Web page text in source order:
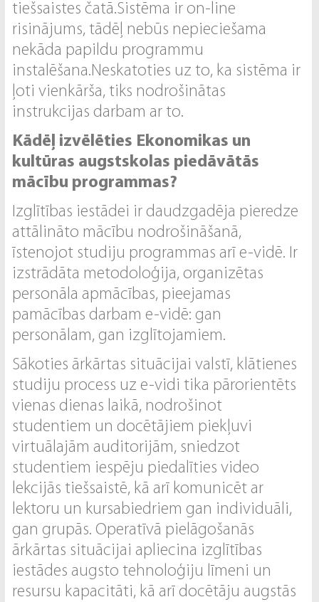
tiešsaistes čatā.Sistēma ir on-line
risinājums, tādēļ nebūs nepieciešama
nekāda papildu programmu
instalēšana.Neskatoties uz to, ka sistēma ir
ļoti vienkārša, tiks nodrošinātas
instrukcijas darbam ar to.
Kādēļ izvēlēties Ekonomikas un
kultūras augstskolas piedāvātās
mācību programmas?
Izglītības iestādei ir daudzgadēja pieredze
attālināto mācību nodrošināšanā,
īstenojot studiju programmas arī e-vidē. Ir
izstrādāta metodoloģija, organizētas
personāla apmācības, pieejamas
pamācības darbam e-vidē: gan
personālam, gan izglītojamiem.
Sākoties ārkārtas situācijai valstī, klātienes
studiju process uz e-vidi tika pārorientēts
vienas dienas laikā, nodrošinot
studentiem un docētājiem piekļuvi
virtuālajām auditorijām, sniedzot
studentiem iespēju piedalīties video
lekcijās tiešsaistē, kā arī komunicēt ar
lektoru un kursabiedriem gan individuāli,
gan grupās. Operatīvā pielāgošanās
ārkārtas situācijai apliecina izglītības
iestādes augsto tehnoloģiju līmeni un
resursu kapacitāti, kā arī docētāju augstās